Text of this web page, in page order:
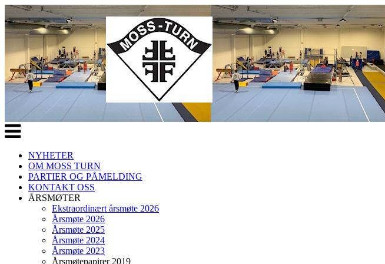
Veksle
navigasjon
NYHETER
OM MOSS TURN
PARTIER OG PÅMELDING
KONTAKT OSS
ÅRSMØTER
Ekstraordinært årsmøte 2026
Årsmøte 2026
Årsmøte 2025
Årsmøte 2024
Årsmøte 2023
Årsmøtepapirer 2019